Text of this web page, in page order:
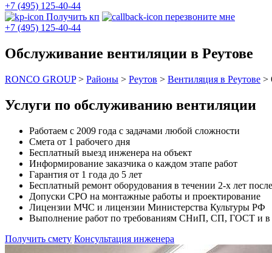
+7 (495) 125-40-44
Получить кп
перезвоните мне
+7 (495) 125-40-44
Обслуживание вентиляции в Реутове
RONCO GROUP> Районы > Реутов > Вентиляция в Реутове >
Услуги по обслуживанию вентиляции
Работаем с 2009 года с задачами любой сложности
Смета от 1 рабочего дня
Бесплатный выезд инженера на объект
Информирование заказчика о каждом этапе работ
Гарантия от 1 года до 5 лет
Бесплатный ремонт оборудования в течении 2-х лет
Допуски СРО на монтажные работы и проектирование
Лицензии МЧС и лицензии Министерства Культуры РФ
Выполнение работ по требованиям СНиП, СП, ГОСТ и в
Получить смету Консультация инженера